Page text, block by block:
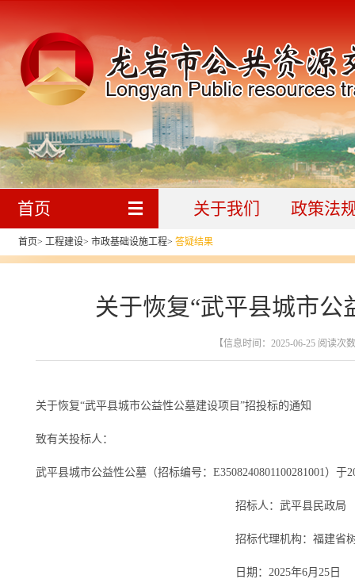
首页 关于我们 政策法
首页> 工程建设> 市政基础设施工程> 答疑结果
关于恢复“武平县城市公
【信息时间：2025-06-25 阅读次
关于恢复“武平县城市公益性公墓建设项目”招投标的通知
致有关投标人：
武平县城市公益性公墓（招标编号：E3508240801100281001）
招标人：武平县民政局
招标代理机构：福建省树信招标
日期：2025年6月25日